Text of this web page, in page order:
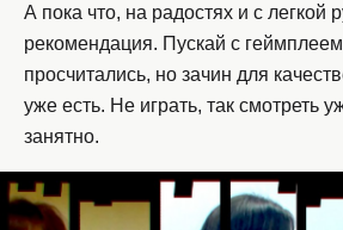
А пока что, на радостях и с легкой
рекомендация. Пускай с
просчитались, но зачин для
уже есть. Не играть, так смотреть
занятно.